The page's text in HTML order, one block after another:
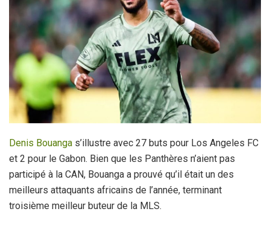
Denis Bouanga s’illustre avec 27 buts pour Los Angeles FC
et 2 pour le Gabon. Bien que les Panthères n’aient pas
participé à la CAN, Bouanga a prouvé qu’il était un des
meilleurs attaquants africains de l’année, terminant
troisième meilleur buteur de la MLS.